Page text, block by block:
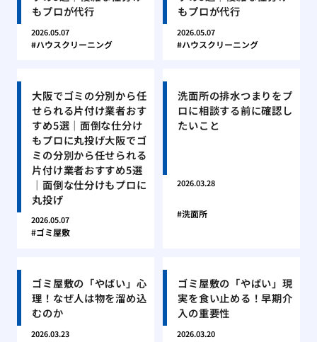
もプロが代行
2026.05.07
ハウスクリーニング
もプロが代行
2026.05.07
ハウスクリーニング
大阪でゴミの分別から任
せられる片付け業者おす
すめ5選｜面倒な仕分け
もプロに丸投げ大阪でゴ
ミの分別から任せられる
片付け業者おすすめ5選
｜面倒な仕分けもプロに
丸投げ
2026.05.07
ゴミ屋敷
洗面所の排水つまりをプ
ロに相談する前に確認し
たいこと
2026.03.28
洗面所
ゴミ屋敷の「やばい」心
理！なぜ人は物を溜め込
むのか
2026.03.23
ゴミ屋敷の「やばい」現
実を食い止める！早期介
入の重要性
2026.03.20